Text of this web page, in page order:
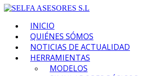
INICIO
QUIÉNES SÓMOS
NOTICIAS DE ACTUALIDAD
HERRAMIENTAS
MODELOS